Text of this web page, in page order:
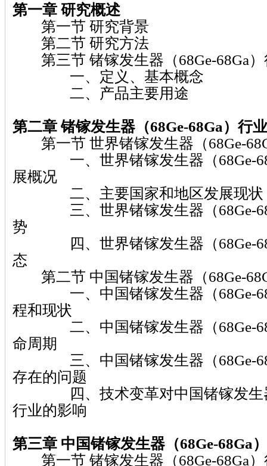
第一章 研究概述
第一节 研究背景
第二节 研究方法
第三节 锗镓发生器（68Ge-68Ga）
一、定义、基本概念
二、产品主要用途
第二章 锗镓发生器（68Ge-68Ga）行
第一节 世界锗镓发生器（68Ge-
一、世界锗镓发生器（68Ge-
展概况
二、主要国家和地区发展现状
三、世界锗镓发生器（68Ge-
势
四、世界锗镓发生器（68Ge-
态
第二节 中国锗镓发生器（68Ge-
一、中国锗镓发生器（68Ge-
程和现状
二、中国锗镓发生器（68Ge-
命周期
三、中国锗镓发生器（68Ge-
存在的问题
四、技术变革对中国锗镓发生器
行业的影响
第三章 中国锗镓发生器（68Ge-68Ga）
第一节 锗镓发生器（68Ge-68Ga）